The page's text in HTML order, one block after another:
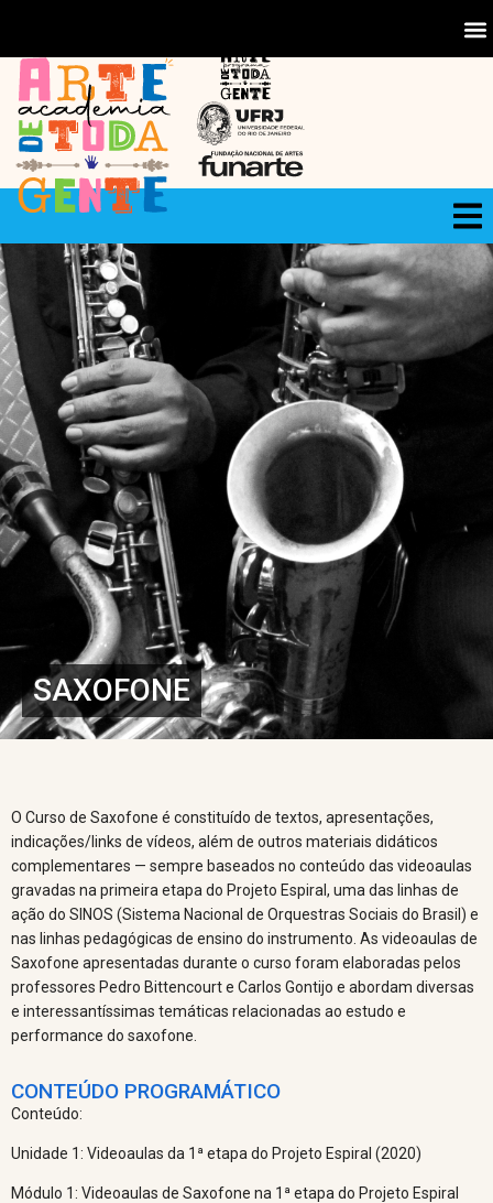
SAXOFONE
O Curso de Saxofone é constituído de textos, apresentações,
indicações/links de vídeos, além de outros materiais didáticos
complementares — sempre baseados no conteúdo das videoaulas
gravadas na primeira etapa do Projeto Espiral, uma das linhas de
ação do SINOS (Sistema Nacional de Orquestras Sociais do Brasil) e
nas linhas pedagógicas de ensino do instrumento. As videoaulas de
Saxofone apresentadas durante o curso foram elaboradas pelos
professores Pedro Bittencourt e Carlos Gontijo e abordam diversas
e interessantíssimas temáticas relacionadas ao estudo e
performance do saxofone.
CONTEÚDO PROGRAMÁTICO
Conteúdo:
Unidade 1: Videoaulas da 1ª etapa do Projeto Espiral (2020)
Módulo 1: Videoaulas de Saxofone na 1ª etapa do Projeto Espiral